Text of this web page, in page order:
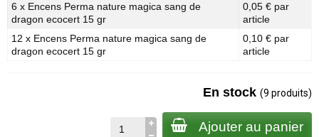
6 x Encens Perma nature magica sang de
dragon ecocert 15 gr
0,05 € par
article
12 x Encens Perma nature magica sang de
dragon ecocert 15 gr
0,10 € par
article
En stock (9 produits)
Ajouter au panier